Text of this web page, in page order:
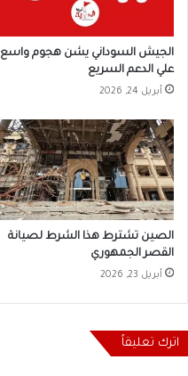
الجيش السوداني يشن هجوم واسع
علي الدعم السريع
أبريل 24, 2026
الصين تشترط هذا الشرط لصيانة
القصر الجمهوري
أبريل 23, 2026
اترك تعليقاً